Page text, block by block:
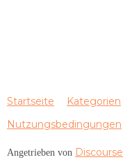
Startseite Kategorien
Nutzungsbedingungen
Angetrieben von Discourse